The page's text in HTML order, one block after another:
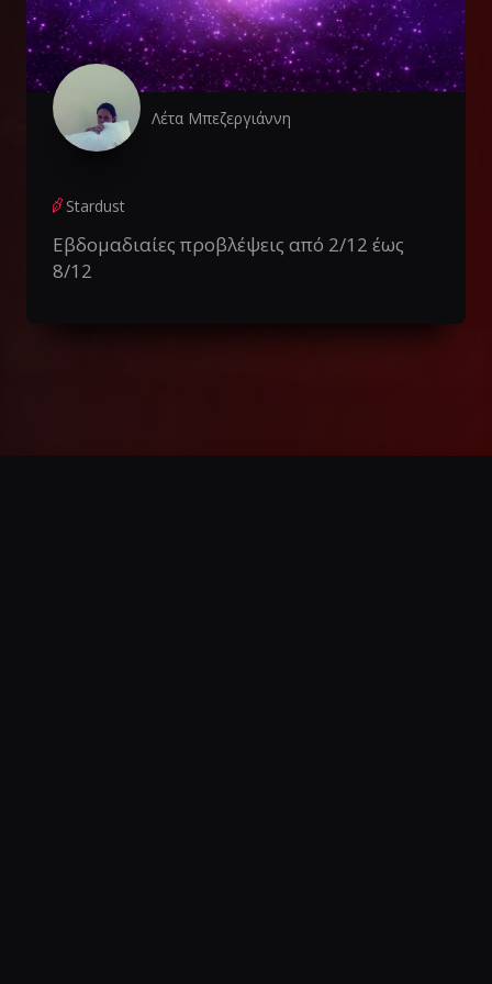
Λέτα Μπεζεργιάννη
Stardust
Εβδομαδιαίες προβλέψεις από 2/12 έως
8/12